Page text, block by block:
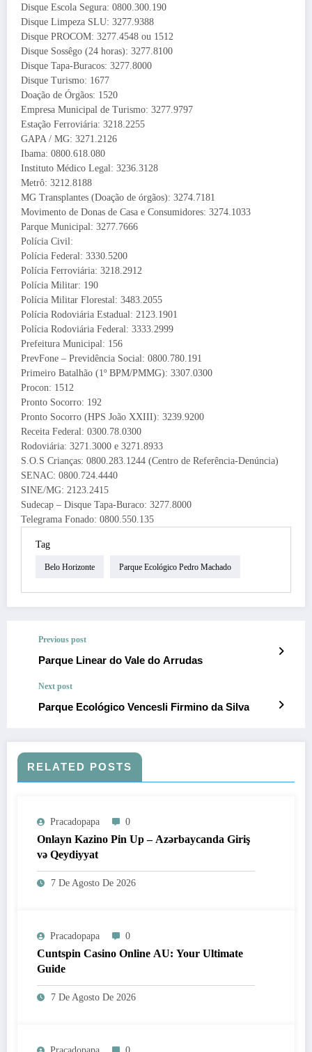
Disque Escola Segura: 0800.300.190
Disque Limpeza SLU: 3277.9388
Disque PROCOM: 3277.4548 ou 1512
Disque Sossêgo (24 horas): 3277.8100
Disque Tapa-Buracos: 3277.8000
Disque Turismo: 1677
Doação de Órgãos: 1520
Empresa Municipal de Turismo: 3277.9797
Estação Ferroviária: 3218.2255
GAPA / MG: 3271.2126
Ibama: 0800.618.080
Instituto Médico Legal: 3236.3128
Metrô: 3212.8188
MG Transplantes (Doação de órgãos): 3274.7181
Movimento de Donas de Casa e Consumidores: 3274.1033
Parque Municipal: 3277.7666
Polícia Civil:
Polícia Federal: 3330.5200
Polícia Ferroviária: 3218.2912
Polícia Militar: 190
Polícia Militar Florestal: 3483.2055
Polícia Rodoviária Estadual: 2123.1901
Polícia Rodoviária Federal: 3333.2999
Prefeitura Municipal: 156
PrevFone – Previdência Social: 0800.780.191
Primeiro Batalhão (1º BPM/PMMG): 3307.0300
Procon: 1512
Pronto Socorro: 192
Pronto Socorro (HPS João XXIII): 3239.9200
Receita Federal: 0300.78.0300
Rodoviária: 3271.3000 e 3271.8933
S.O.S Crianças: 0800.283.1244 (Centro de Referência-Denúncia)
SENAC: 0800.724.4440
SINE/MG: 2123.2415
Sudecap – Disque Tapa-Buraco: 3277.8000
Telegrama Fonado: 0800.550.135
Tag
Belo Horizonte Parque Ecológico Pedro Machado
Previous post
Parque Linear do Vale do Arrudas
Next post
Parque Ecológico Vencesli Firmino da Silva
RELATED POSTS
Pracadopapa 0
Onlayn Kazino Pin Up – Azərbaycanda Giriş
və Qeydiyyat
7 De Agosto De 2026
Pracadopapa 0
Cuntspin Casino Online AU: Your Ultimate
Guide
7 De Agosto De 2026